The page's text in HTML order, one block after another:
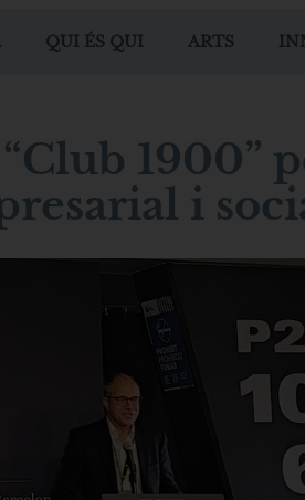
QUI ÉS QUI ARTS
1900”
i